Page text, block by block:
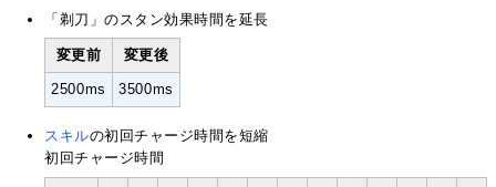
「剃刀」のスタン効果時間を延長
変更前 変更後
2500ms 3500ms
スキルの初回チャージ時間を短縮
初回チャージ時間